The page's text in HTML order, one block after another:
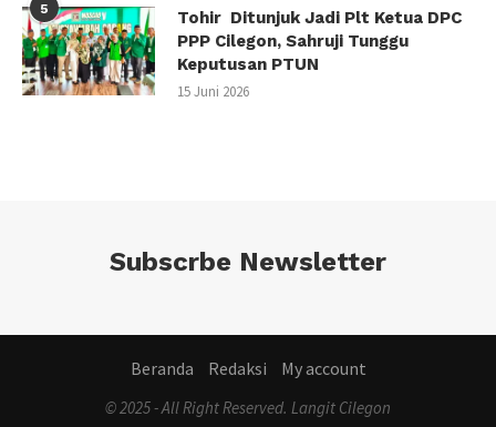
5
Tohir Ditunjuk Jadi Plt Ketua DPC
PPP Cilegon, Sahruji Tunggu
Keputusan PTUN
15 Juni 2026
Subscrbe Newsletter
Beranda Redaksi My account
© 2025 - All Right Reserved. Langit Cilegon